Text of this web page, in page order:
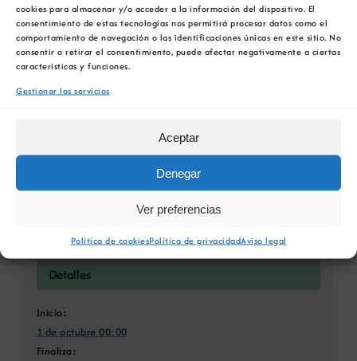
cookies para almacenar y/o acceder a la información del dispositivo. El
consentimiento de estas tecnologías nos permitirá procesar datos como el
comportamiento de navegación o las identificaciones únicas en este sitio. No
consentir o retirar el consentimiento, puede afectar negativamente a ciertas
características y funciones.
Gestionar los servicios
Aceptar
Denegar
Ver preferencias
Política de cookiesPolítica de privacidadAviso legal
favorita!
Facebook
X BlueskyRedditLinkedInWhatsApp
TelegramTumblrPinterest
Xing Correo
Curso Teórico de Intervención de
Detalles
Inicio:
1 de octubre 00:00
Finaliza: